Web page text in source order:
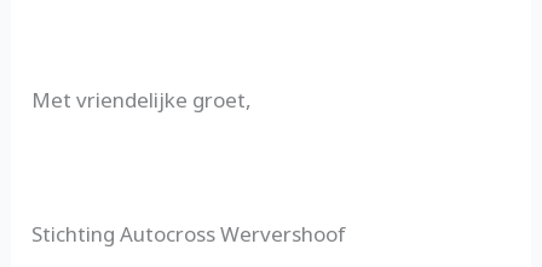
Met vriendelijke groet,
Stichting Autocross Wervershoof